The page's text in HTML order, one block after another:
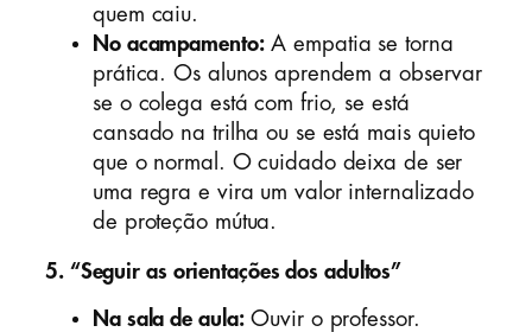
quem caiu.
No acampamento:A empatia se torna
prática. Os alunos aprendem a observar
se o colega está com frio, se está
cansado na trilha ou se está mais quieto
que o normal. O cuidado deixa de ser
uma regra e vira um valor internalizado
de proteção mútua.
5. “Seguir as orientações dos adultos”
Na sala de aula:Ouvir o professor.